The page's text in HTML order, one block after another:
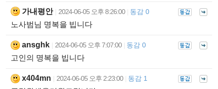
가내평안 2024-06-05 오후 8:26:00 동감 0
노사범님 명복을 빕니다
ansghk 2024-06-05 오후 7:07:00 동감 0
고인의 명복을 빕니다
x404mn 2024-06-05 오후 2:23:00 동감 1